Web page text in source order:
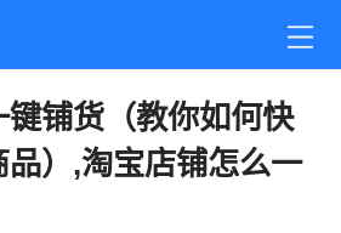
铺货（教你如何快
）,淘宝店铺怎么一